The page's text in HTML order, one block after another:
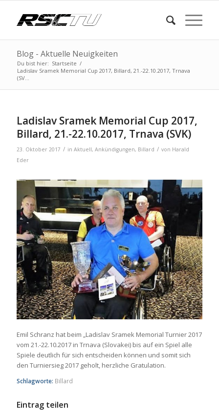
Blog - Aktuelle Neuigkeiten
Du bist hier: Startseite /
Ladislav Sramek Memorial Cup 2017, Billard, 21.-22.10.2017, Trnava
(SV...
Ladislav Sramek Memorial Cup 2017,
Billard, 21.-22.10.2017, Trnava (SVK)
23. Oktober 2017 / in Aktuell, Ankündigungen, Billard / von Harald
Eder
Emil Schranz hat beim „Ladislav Sramek Memorial Turnier 2017
vom 21.-22.10.2017 in Trnava (Slovakei) bis auf ein Spiel alle
Spiele deutlich für sich entscheiden können und somit sich
den Turniersieg 2017 geholt, herzliche Gratulation.
Schlagworte: Billard
Eintrag teilen